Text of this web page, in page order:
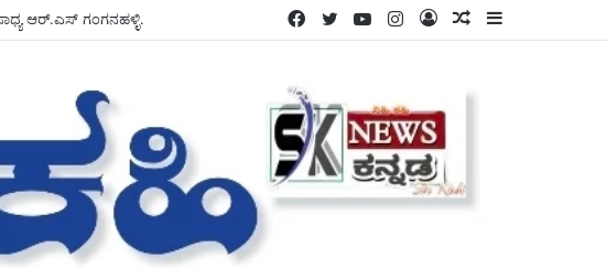
Sidebar
Random
Log
Instagram
YouTube
Twitter
Facebook